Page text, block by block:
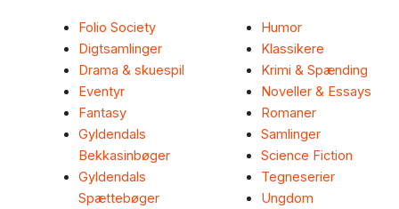
Folio Society
Digtsamlinger
Drama & skuespil
Eventyr
Fantasy
Gyldendals
Bekkasinbøger
Gyldendals
Spættebøger
Humor
Klassikere
Krimi & Spænding
Noveller & Essays
Romaner
Samlinger
Science Fiction
Tegneserier
Ungdom